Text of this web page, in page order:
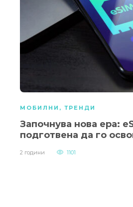
МОБИЛНИ , ТРЕНДИ
Започнува нова ера:
подготвена да го
2 години 1101